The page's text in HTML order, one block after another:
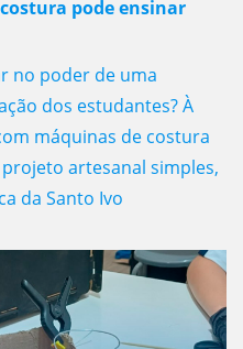
pode ensinar
no poder de uma
dos estudantes? À
máquinas de costura
artesanal simples,
da Santo Ivo